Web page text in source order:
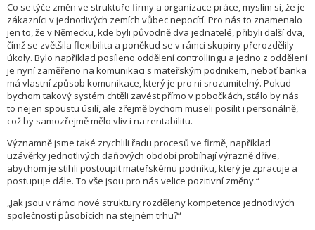
Co se týče změn ve struktuře firmy a organizace práce, myslím si, že je
zákazníci v jednotlivých zemích vůbec nepocítí. Pro nás to znamenalo
jen to, že v Německu, kde byli původně dva jednatelé, přibyli další dva,
čímž se zvětšila flexibilita a poněkud se v rámci skupiny přerozdělily
úkoly. Bylo například posíleno oddělení controllingu a jedno z oddělení
je nyní zaměřeno na komunikaci s mateřským podnikem, neboť banka
má vlastní způsob komunikace, který je pro ni srozumitelný. Pokud
bychom takový systém chtěli zavést přímo v pobočkách, stálo by nás
to nejen spoustu úsilí, ale zřejmě bychom museli posílit i personálně,
což by samozřejmě mělo vliv i na rentabilitu.
Významně jsme také zrychlili řadu procesů ve firmě, například
uzávěrky jednotlivých daňových období probíhají výrazně dříve,
abychom je stihli postoupit mateřskému podniku, který je zpracuje a
postupuje dále. To vše jsou pro nás velice pozitivní změny.“
„Jak jsou v rámci nové struktury rozděleny kompetence jednotlivých
společností působících na stejném trhu?“